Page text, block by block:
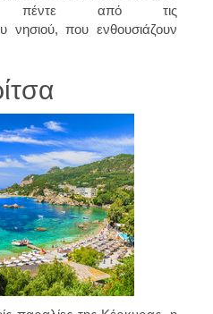
πέντε από τις
νησιού, που ενθουσιάζουν